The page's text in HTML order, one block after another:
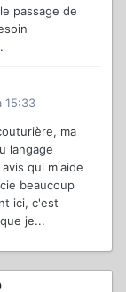
passage de
15:33
ma
langage
qui m'aide
beaucoup
ici, c'est
je...